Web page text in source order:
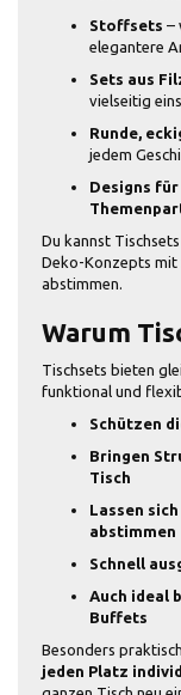
Stoffsets –
elegantere
Sets aus
vielseitig
Runde,
jedem
Designs
Du kannst
Deko-Konzepts mit
abstimmen.
Warum
Tischsets bieten
funktional und
Schützen
Bringen
Tisch
Lassen
abstimmen
Schnell
Auch ideal
Buffets
Besonders
jeden Platz